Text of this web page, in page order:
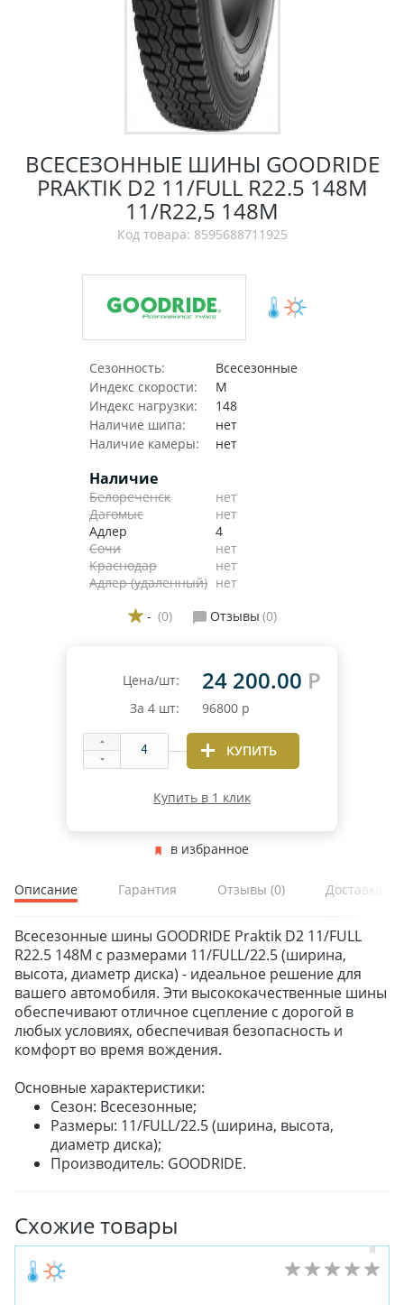
ВСЕСЕЗОННЫЕ ШИНЫ GOODRIDE
PRAKTIK D2 11/FULL R22.5 148M
11/R22,5 148M
Код товара: 8595688711925
Сезонность:
Всесезонные
Индекс скорости:
M
Индекс нагрузки:
148
Наличие шипа:
нет
Наличие камеры:
нет
Наличие
Белореченск
нет
Дагомыс
нет
Адлер
4
Сочи
нет
Краснодар
нет
Адлер (удаленный) нет
- (0) Отзывы (0)
Цена/шт: 24 200.00 Р
За 4 шт: 96800 р
КУПИТЬ
Купить в 1 клик
в избранное
Описание Гарантия Отзывы (0) Доставка и
Всесезонные шины GOODRIDE Praktik D2 11/FULL
R22.5 148M с размерами 11/FULL/22.5 (ширина,
высота, диаметр диска) - идеальное решение для
вашего автомобиля. Эти высококачественные шины
обеспечивают отличное сцепление с дорогой в
любых условиях, обеспечивая безопасность и
комфорт во время вождения.
Основные характеристики:
Сезон: Всесезонные;
Размеры: 11/FULL/22.5 (ширина, высота,
диаметр диска);
Производитель: GOODRIDE.
Схожие товары